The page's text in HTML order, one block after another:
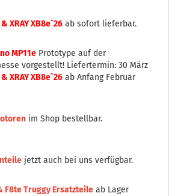
XRAY XB8e`26 ab sofort lieferbar.
MP11e Prototype auf der
vorgestellt! Liefertermin: 30 März
XRAY XB8e`26 ab Anfang Februar
im Shop bestellbar.
jetzt auch bei uns verfügbar.
F8te Truggy Ersatzteile ab Lager